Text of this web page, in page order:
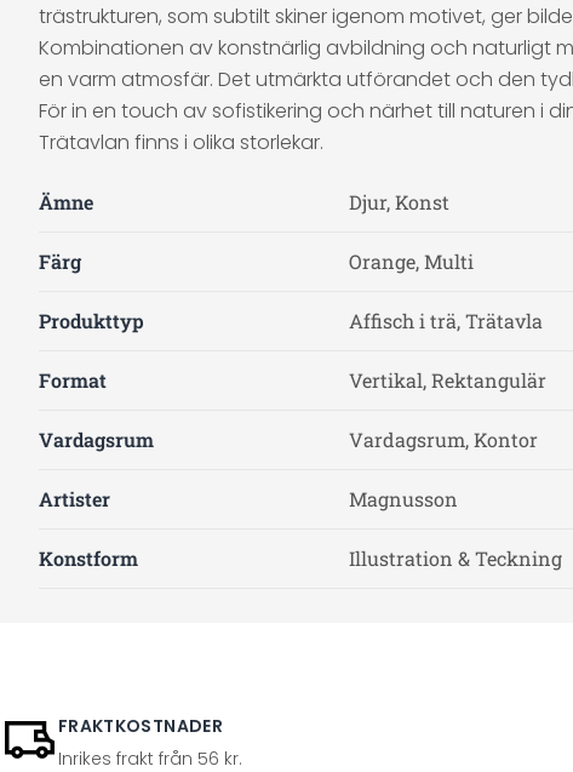
trästrukturen, som subtilt skiner igenom motivet, ger
Kombinationen av konstnärlig avbildning och naturligt
en varm atmosfär. Det utmärkta utförandet och den
För in en touch av sofistikering och närhet till naturen i
Trätavlan finns i olika storlekar.
Ämne Djur, Konst
Färg Orange, Multi
Produkttyp Affisch i trä, Trätavla
Format Vertikal, Rektangulär
Vardagsrum Vardagsrum, Kontor
Artister Magnusson
Konstform Illustration & Teckning
FRAKTKOSTNADER
Inrikes frakt från 56 kr.